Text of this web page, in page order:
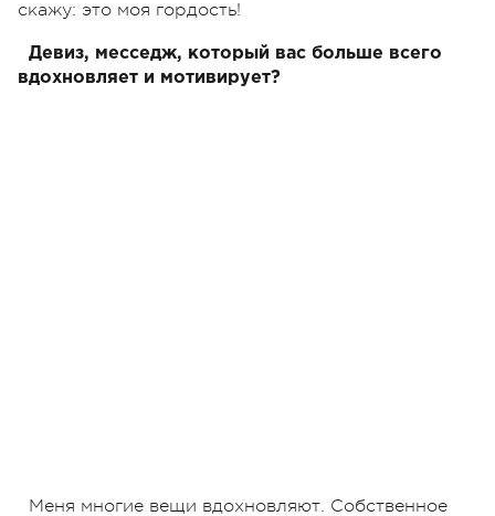
скажу: это моя гордость!
Девиз, месседж, который вас больше всего
вдохновляет и мотивирует?
Меня многие вещи вдохновляют. Собственное